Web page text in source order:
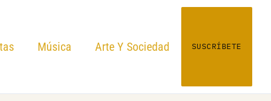
Música Arte Y Sociedad SUSCRÍBETE